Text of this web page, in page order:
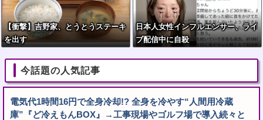
【衝撃】吉野家、とうとうステーキ
を出す
日本人女性インフルエンサー、ライ
ブ配信中に自殺
今話題の人気記事
電気代1時間16円で全身冷却!? 全身を冷やす“人間用冷蔵
庫”『ど冷えもんBOX』→工事現場やゴルフ場で導入続々と